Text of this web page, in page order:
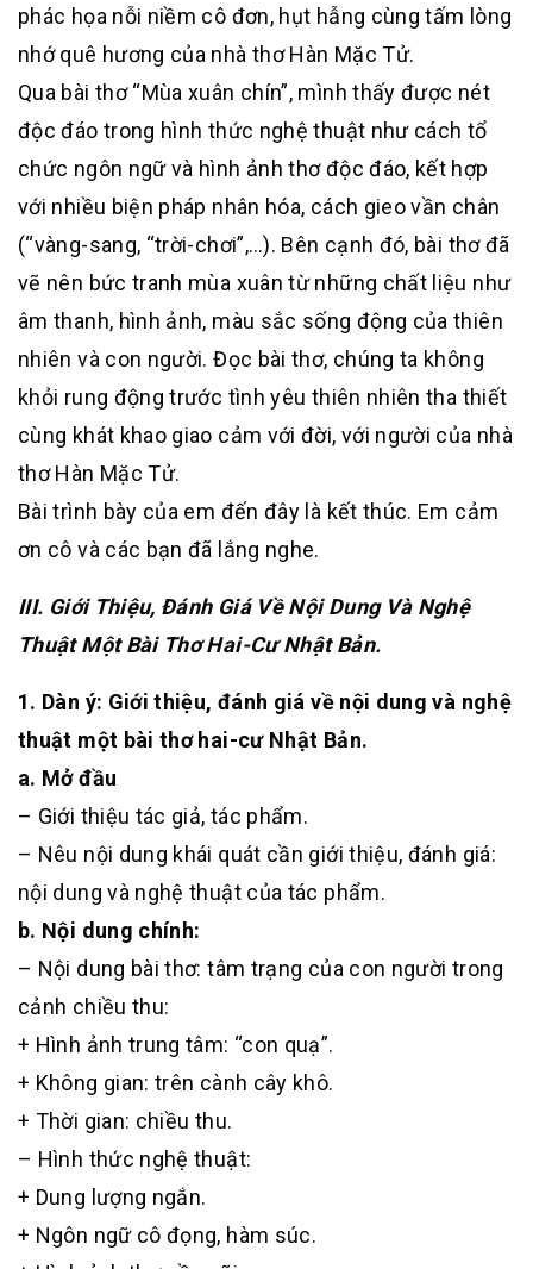
phác họa nỗi niềm cô đơn, hụt hẫng cùng tấm lòng
nhớ quê hương của nhà thơ Hàn Mặc Tử.
Qua bài thơ “Mùa xuân chín”, mình thấy được nét
độc đáo trong hình thức nghệ thuật như cách tổ
chức ngôn ngữ và hình ảnh thơ độc đáo, kết hợp
với nhiều biện pháp nhân hóa, cách gieo vần chân
(“vàng-sang, “trời-chơi”,…). Bên cạnh đó, bài thơ đã
vẽ nên bức tranh mùa xuân từ những chất liệu như
âm thanh, hình ảnh, màu sắc sống động của thiên
nhiên và con người. Đọc bài thơ, chúng ta không
khỏi rung động trước tình yêu thiên nhiên tha thiết
cùng khát khao giao cảm với đời, với người của nhà
thơ Hàn Mặc Tử.
Bài trình bày của em đến đây là kết thúc. Em cảm
ơn cô và các bạn đã lắng nghe.
III. Giới Thiệu, Đánh Giá Về Nội Dung Và Nghệ
Thuật Một Bài Thơ Hai-Cư Nhật Bản.
1. Dàn ý: Giới thiệu, đánh giá về nội dung và nghệ
thuật một bài thơ hai-cư Nhật Bản.
a. Mở đầu
– Giới thiệu tác giả, tác phẩm.
– Nêu nội dung khái quát cần giới thiệu, đánh giá:
nội dung và nghệ thuật của tác phẩm.
b. Nội dung chính:
– Nội dung bài thơ: tâm trạng của con người trong
cảnh chiều thu:
+ Hình ảnh trung tâm: “con quạ”.
+ Không gian: trên cành cây khô.
+ Thời gian: chiều thu.
– Hình thức nghệ thuật:
+ Dung lượng ngắn.
+ Ngôn ngữ cô đọng, hàm súc.